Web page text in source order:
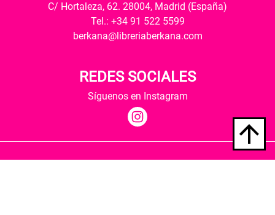
C/ Hortaleza, 62. 28004, Madrid (España)
Tel.: +34 91 522 5599
berkana@libreriaberkana.com
REDES SOCIALES
Síguenos en Instagram